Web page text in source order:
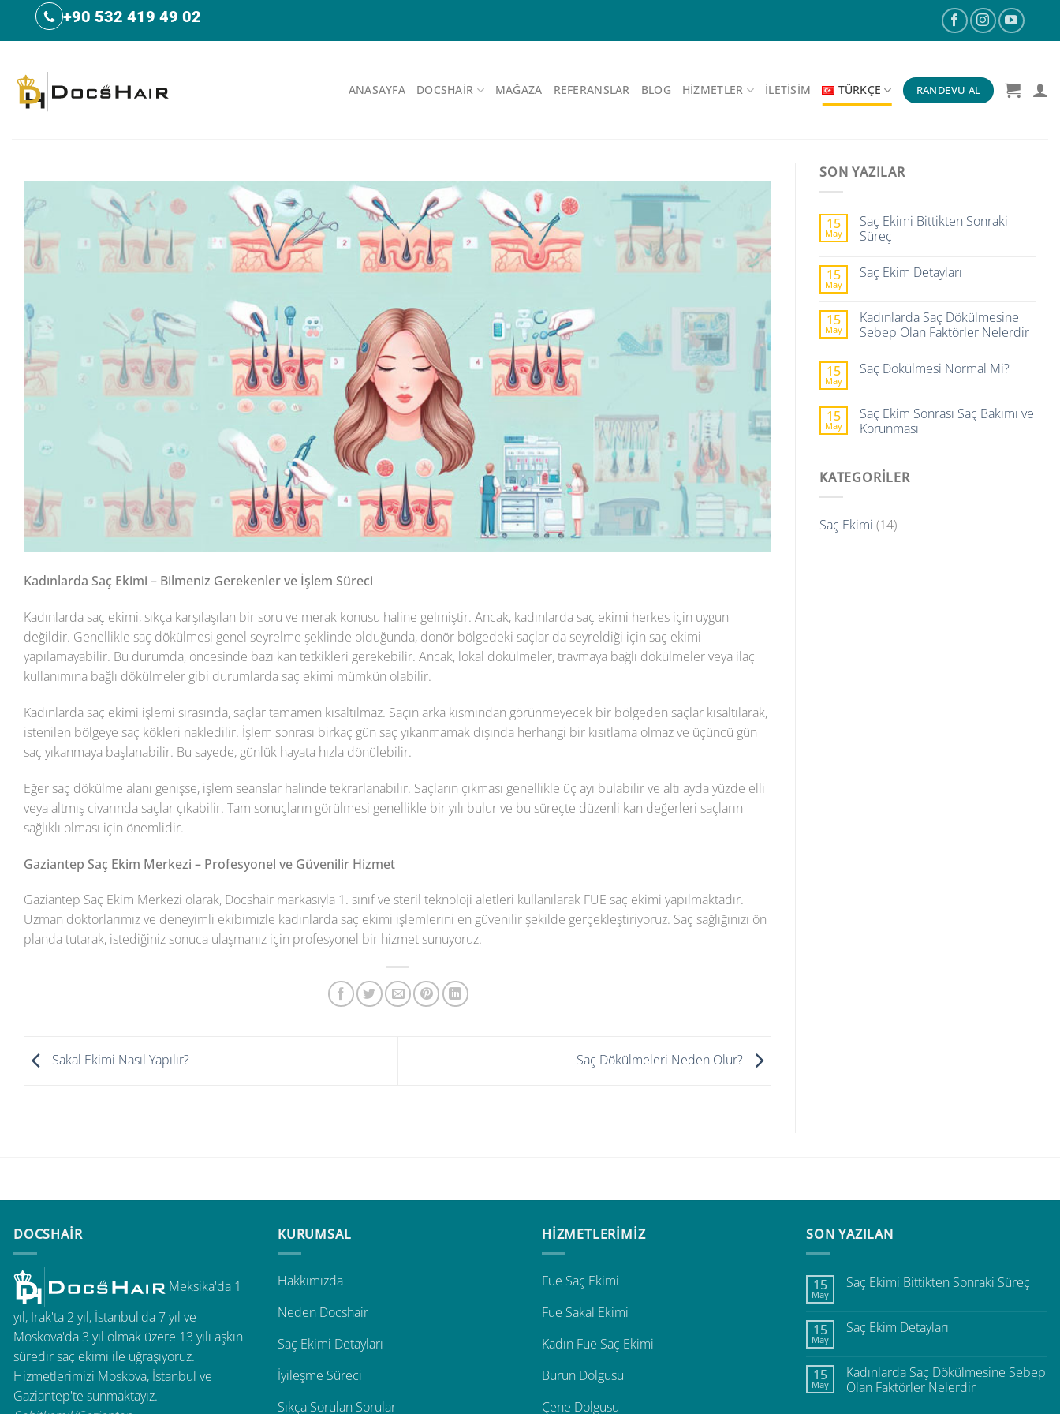
İçeriğe
+90 532 419 49 02
ANASAYFA DOCSHAIR MAĞAZA REFERANSLAR BLOG HIZMETLER ILETISIM TÜRKÇE RANDEVU AL
Kadınlarda Saç Ekimi – Bilmeniz Gerekenler ve İşlem Süreci
Kadınlarda saç ekimi, sıkça karşılaşılan bir soru ve merak konusu haline gelmiştir. Ancak, kadınlarda saç ekimi herkes için uygun
değildir. Genellikle saç dökülmesi genel seyrelme şeklinde olduğunda, donör bölgedeki saçlar da seyreldiği için saç ekimi
yapılamayabilir. Bu durumda, öncesinde bazı kan tetkikleri gerekebilir. Ancak, lokal dökülmeler, travmaya bağlı dökülmeler veya ilaç
kullanımına bağlı dökülmeler gibi durumlarda saç ekimi mümkün olabilir.
Kadınlarda saç ekimi işlemi sırasında, saçlar tamamen kısaltılmaz. Saçın arka kısmından görünmeyecek bir bölgeden saçlar kısaltılarak,
istenilen bölgeye saç kökleri nakledilir. İşlem sonrası birkaç gün saç yıkanmamak dışında herhangi bir kısıtlama olmaz ve üçüncü gün
saç yıkanmaya başlanabilir. Bu sayede, günlük hayata hızla dönülebilir.
Eğer saç dökülme alanı genişse, işlem seanslar halinde tekrarlanabilir. Saçların çıkması genellikle üç ayı bulabilir ve altı ayda yüzde elli
veya altmış civarında saçlar çıkabilir. Tam sonuçların görülmesi genellikle bir yılı bulur ve bu süreçte düzenli kan değerleri saçların
sağlıklı olması için önemlidir.
Gaziantep Saç Ekim Merkezi – Profesyonel ve Güvenilir Hizmet
Gaziantep Saç Ekim Merkezi olarak, Docshair markasıyla 1. sınıf ve steril teknoloji aletleri kullanılarak FUE saç ekimi yapılmaktadır.
Uzman doktorlarımız ve deneyimli ekibimizle kadınlarda saç ekimi işlemlerini en güvenilir şekilde gerçekleştiriyoruz. Saç sağlığınızı ön
planda tutarak, istediğiniz sonuca ulaşmanız için profesyonel bir hizmet sunuyoruz.
Sakal Ekimi Nasıl Yapılır? Saç Dökülmeleri Neden Olur?
SON YAZILAR
15
May
Saç Ekimi Bittikten Sonraki
Süreç
15
May
Saç Ekim Detayları
15
May
Kadınlarda Saç Dökülmesine
Sebep Olan Faktörler Nelerdir
15
May
Saç Dökülmesi Normal Mi?
15
May
Saç Ekim Sonrası Saç Bakımı ve
Korunması
KATEGORILER
Saç Ekimi (14)
DOCSHAIR
Meksika'da 1
yıl, Irak'ta 2 yıl, İstanbul'da 7 yıl ve
Moskova'da 3 yıl olmak üzere 13 yılı aşkın
süredir saç ekimi ile uğraşıyoruz.
Hizmetlerimizi Moskova, İstanbul ve
Gaziantep'te sunmaktayız.
KURUMSAL
Hakkımızda
Neden Docshair
Saç Ekimi Detayları
İyileşme Süreci
Sıkça Sorulan Sorular
HİZMETLERİMİZ
Fue Saç Ekimi
Fue Sakal Ekimi
Kadın Fue Saç Ekimi
Burun Dolgusu
Çene Dolgusu
SON YAZILAN
15
May
Saç Ekimi Bittikten Sonraki Süreç
15
May
Saç Ekim Detayları
15
May
Kadınlarda Saç Dökülmesine Sebep
Olan Faktörler Nelerdir